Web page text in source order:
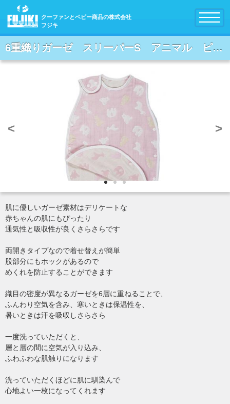
クーファンとベビー商品の株式会社
フジキ
6重織りガーゼ スリーパーS アニマル ピンク
< >
肌に優しいガーゼ素材はデリケートな
赤ちゃんの肌にもぴったり
通気性と吸収性が良くさらさらです
両開きタイプなので着せ替えが簡単
股部分にもホックがあるので
めくれを防止することができます
織目の密度が異なるガーゼを6層に重ねることで、
ふんわり空気を含み、寒いときは保温性を、
暑いときは汗を吸収しさらさら
一度洗っていただくと、
層と層の間に空気が入り込み、
ふわふわな肌触りになります
洗っていただくほどに肌に馴染んで
心地よい一枚になってくれます